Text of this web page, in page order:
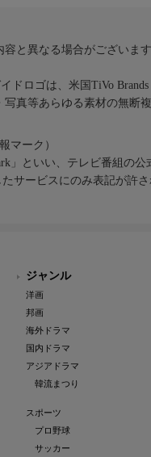
と異なる場合がございます
ドロゴは、米国TiVo
真等あらゆる素材の無断
マーク）
」といい、テレビ番組の公
サービスにのみ表記が許
ジャンル
洋画
邦画
海外ドラマ
国内ドラマ
アジアドラマ
韓流まつり
スポーツ
プロ野球
サッカー